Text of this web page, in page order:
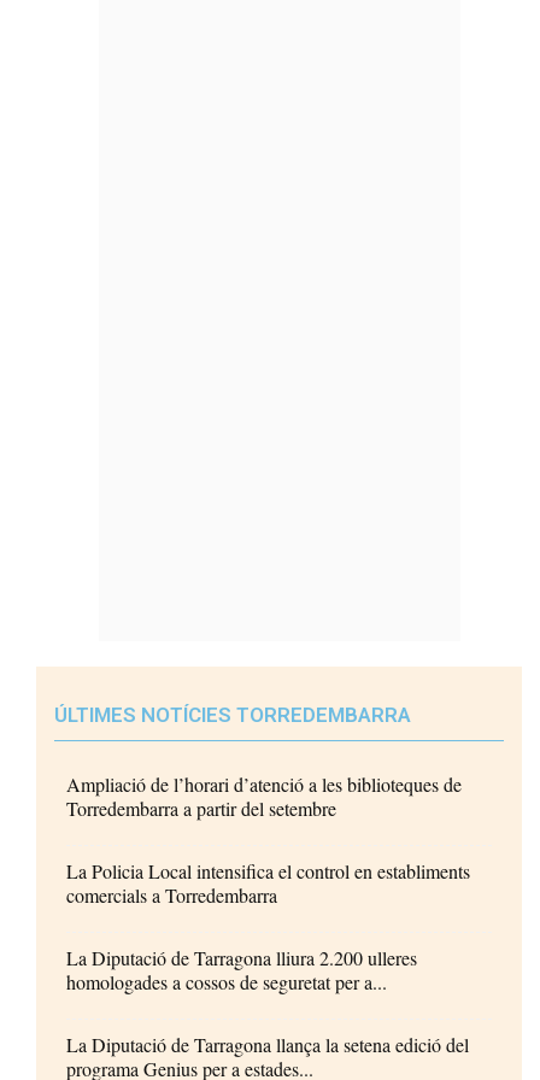
ÚLTIMES NOTÍCIES TORREDEMBARRA
Ampliació de l’horari d’atenció a les biblioteques de
Torredembarra a partir del setembre
La Policia Local intensifica el control en establiments
comercials a Torredembarra
La Diputació de Tarragona lliura 2.200 ulleres
homologades a cossos de seguretat per a...
La Diputació de Tarragona llança la setena edició del
programa Genius per a estades...